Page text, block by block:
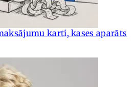
karti, kases aparāts